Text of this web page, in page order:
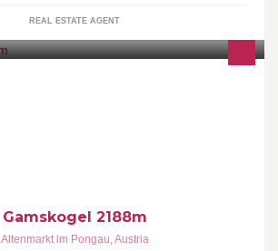
REAL ESTATE AGENT
Gamskogel 2188m
Altenmarkt im Pongau,Austria